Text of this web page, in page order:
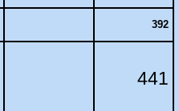
392
441